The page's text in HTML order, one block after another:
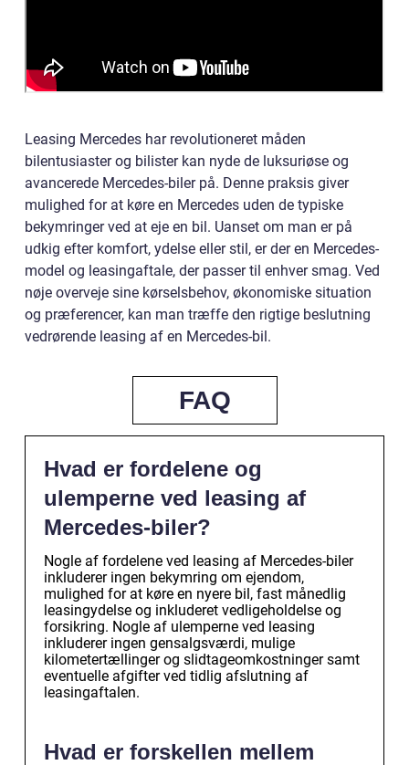
Leasing Mercedes har revolutioneret måden
bilentusiaster og bilister kan nyde de luksuriøse og
avancerede Mercedes-biler på. Denne praksis giver
mulighed for at køre en Mercedes uden de typiske
bekymringer ved at eje en bil. Uanset om man er på
udkig efter komfort, ydelse eller stil, er der en Mercedes-
model og leasingaftale, der passer til enhver smag. Ved
nøje overveje sine kørselsbehov, økonomiske situation
og præferencer, kan man træffe den rigtige beslutning
vedrørende leasing af en Mercedes-bil.
FAQ
Hvad er fordelene og
ulemperne ved leasing af
Mercedes-biler?
Nogle af fordelene ved leasing af Mercedes-biler
inkluderer ingen bekymring om ejendom,
mulighed for at køre en nyere bil, fast månedlig
leasingydelse og inkluderet vedligeholdelse og
forsikring. Nogle af ulemperne ved leasing
inkluderer ingen gensalgsværdi, mulige
kilometertællinger og slidtageomkostninger samt
eventuelle afgifter ved tidlig afslutning af
leasingaftalen.
Hvad er forskellen mellem